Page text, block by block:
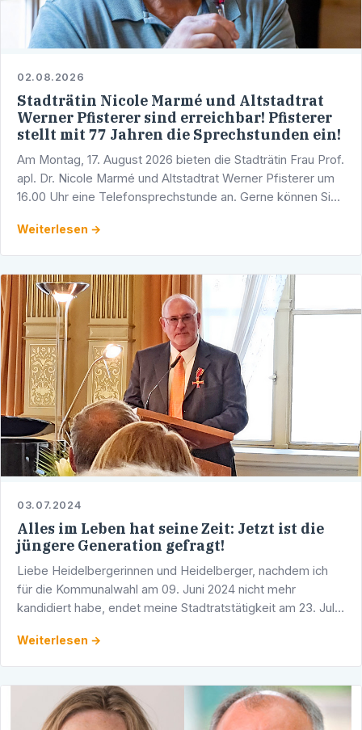
02.08.2026
Stadträtin Nicole Marmé und Altstadtrat
Werner Pfisterer sind erreichbar! Pfisterer
stellt mit 77 Jahren die Sprechstunden ein!
Am Montag, 17. August 2026 bieten die Stadträtin Frau Prof.
apl. Dr. Nicole Marmé und Altstadtrat Werner Pfisterer um
16.00 Uhr eine Telefonsprechstunde an. Gerne können Sie
Weiterlesen →
03.07.2024
Alles im Leben hat seine Zeit: Jetzt ist die
jüngere Generation gefragt!
Liebe Heidelbergerinnen und Heidelberger, nachdem ich
für die Kommunalwahl am 09. Juni 2024 nicht mehr
kandidiert habe, endet meine Stadtratstätigkeit am 23. Juli
Weiterlesen →